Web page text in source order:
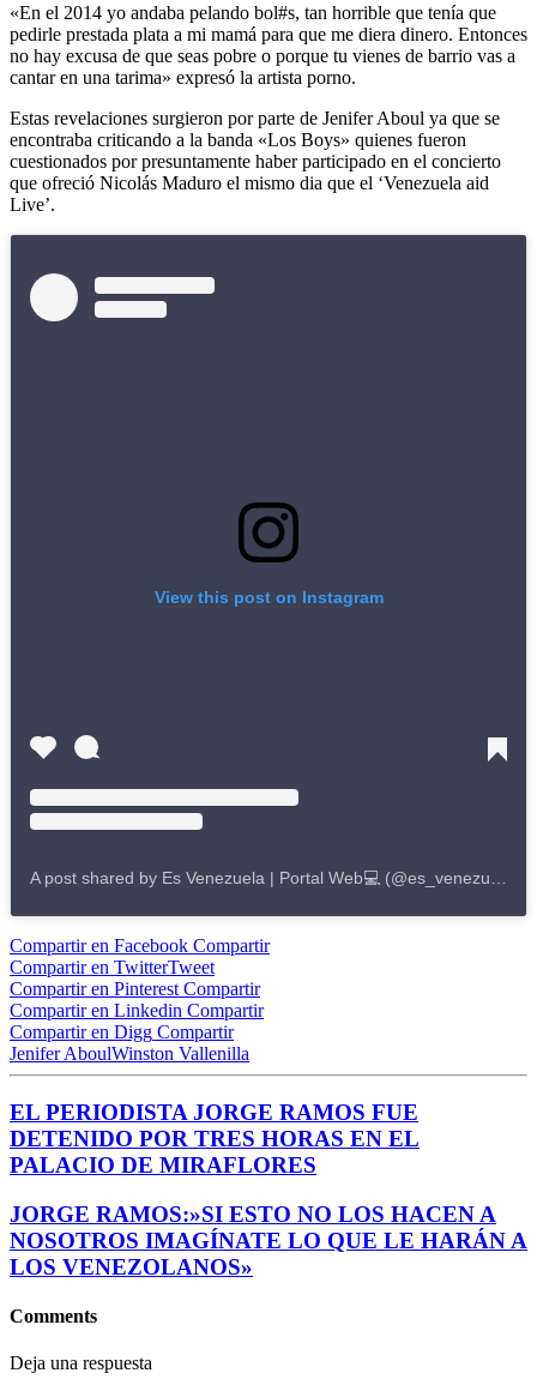
«En el 2014 yo andaba pelando bol#s, tan horrible que tenía que
pedirle prestada plata a mi mamá para que me diera dinero. Entonces
no hay excusa de que seas pobre o porque tu vienes de barrio vas a
cantar en una tarima» expresó la artista porno.
Estas revelaciones surgieron por parte de Jenifer Aboul ya que se
encontraba criticando a la banda «Los Boys» quienes fueron
cuestionados por presuntamente haber participado en el concierto
que ofreció Nicolás Maduro el mismo dia que el ‘Venezuela aid
Live’.
View this post on Instagram
Compartir en Facebook Compartir
Compartir en TwitterTweet
Compartir en Pinterest Compartir
Compartir en Linkedin Compartir
Compartir en Digg Compartir
Jenifer AboulWinston Vallenilla
EL PERIODISTA JORGE RAMOS FUE
DETENIDO POR TRES HORAS EN EL
PALACIO DE MIRAFLORES
JORGE RAMOS:»SI ESTO NO LOS HACEN A
NOSOTROS IMAGÍNATE LO QUE LE HARÁN A
LOS VENEZOLANOS»
Comments
Deja una respuesta